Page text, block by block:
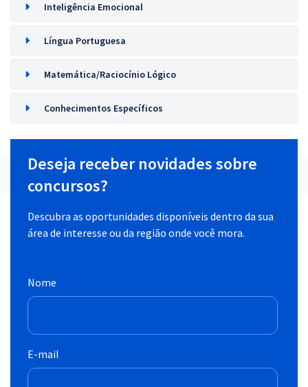
Inteligência Emocional
Língua Portuguesa
Matemática/Raciocínio Lógico
Conhecimentos Específicos
Deseja receber novidades sobre
concursos?
Descubra as oportunidades disponíveis dentro da sua
área de interesse ou da região onde você mora.
Nome
E-mail